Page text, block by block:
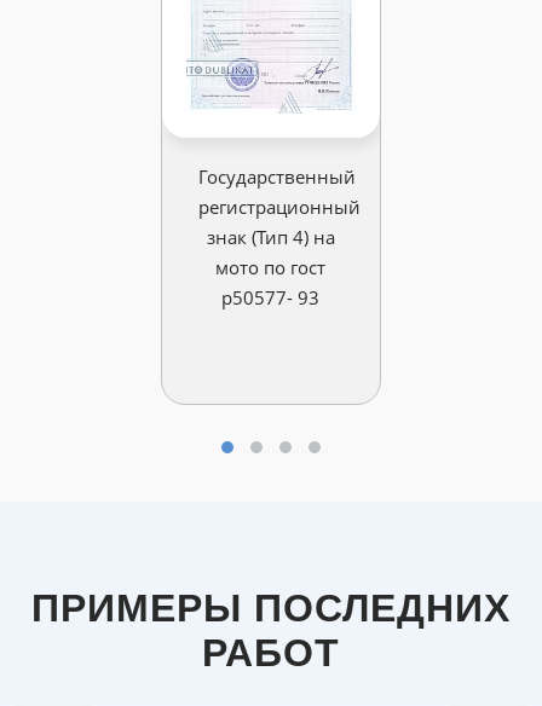
Государственный
регистрационный
знак (Тип 4) на
мото по гост
р50577- 93
ПРИМЕРЫ ПОСЛЕДНИХ
РАБОТ